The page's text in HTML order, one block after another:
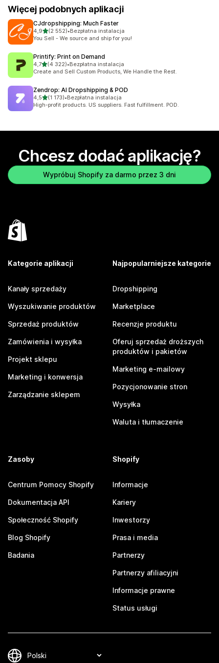
Więcej podobnych aplikacji
CJdropshipping: Much Faster
4,9na 5 gwiazdek
(2 552)
Łączna liczba recenzji: 2552
•Bezpłatna instalacja
You Sell - We source and ship for you!
Printify: Print on Demand
4,7na 5 gwiazdek
(4 322)
Łączna liczba recenzji: 4322
•Bezpłatna instalacja
Create and Sell Custom Products, We Handle the Rest.
Zendrop: AI Dropshipping & POD
4,5na 5 gwiazdek
(1 173)
Łączna liczba recenzji: 1173
•Bezpłatna instalacja
High-profit products. US suppliers. Fast fulfillment. POD.
Chcesz dodać aplikację?
Wypróbuj Shopify za darmo przez 3 dni
Kategorie aplikacji
Kanały sprzedaży
Wyszukiwanie produktów
Sprzedaż produktów
Zamówienia i wysyłka
Projekt sklepu
Marketing i konwersja
Zarządzanie sklepem
Najpopularniejsze kategorie
Dropshipping
Marketplace
Recenzje produktu
Oferuj sprzedaż droższych
produktów i pakietów
Marketing e-mailowy
Pozycjonowanie stron
Wysyłka
Waluta i tłumaczenie
Zasoby
Centrum Pomocy Shopify
Dokumentacja API
Społeczność Shopify
Blog Shopify
Badania
Shopify
Informacje
Kariery
Inwestorzy
Prasa i media
Partnerzy
Partnerzy afiliacyjni
Informacje prawne
Status usługi